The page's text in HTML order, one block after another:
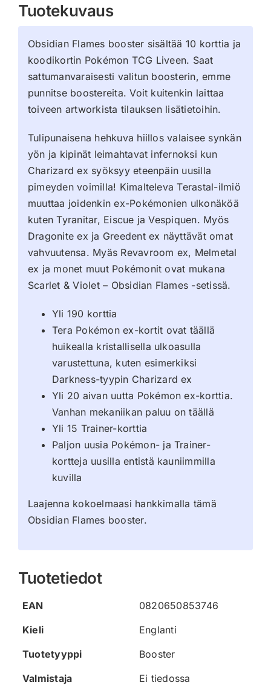
Tuotekuvaus
Obsidian Flames booster sisältää 10 korttia ja
koodikortin Pokémon TCG Liveen. Saat
sattumanvaraisesti valitun boosterin, emme
punnitse boostereita. Voit kuitenkin laittaa
toiveen artworkista tilauksen lisätietoihin.
Tulipunaisena hehkuva hiillos valaisee synkän
yön ja kipinät leimahtavat infernoksi kun
Charizard ex syöksyy eteenpäin uusilla
pimeyden voimilla! Kimalteleva Terastal-ilmiö
muuttaa joidenkin ex-Pokémonien ulkonäköä
kuten Tyranitar, Eiscue ja Vespiquen. Myös
Dragonite ex ja Greedent ex näyttävät omat
vahvuutensa. Myäs Revavroom ex, Melmetal
ex ja monet muut Pokémonit ovat mukana
Scarlet & Violet – Obsidian Flames -setissä.
Yli 190 korttia
Tera Pokémon ex-kortit ovat täällä
huikealla kristallisella ulkoasulla
varustettuna, kuten esimerkiksi
Darkness-tyypin Charizard ex
Yli 20 aivan uutta Pokémon ex-korttia.
Vanhan mekaniikan paluu on täällä
Yli 15 Trainer-korttia
Paljon uusia Pokémon- ja Trainer-
kortteja uusilla entistä kauniimmilla
kuvilla
Laajenna kokoelmaasi hankkimalla tämä
Obsidian Flames booster.
Tuotetiedot
EAN
0820650853746
Kieli
Englanti
Tuotetyyppi
Booster
Valmistaja
Ei tiedossa